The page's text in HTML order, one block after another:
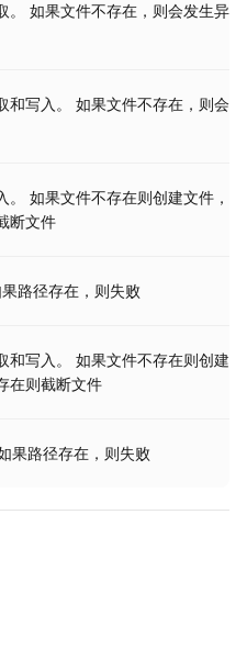
。 如果文件不存在，则会发生异
和写入。 如果文件不存在，则会
。 如果文件不存在则创建文件，
断文件
路径存在，则失败
和写入。 如果文件不存在则创建
在则截断文件
果路径存在，则失败